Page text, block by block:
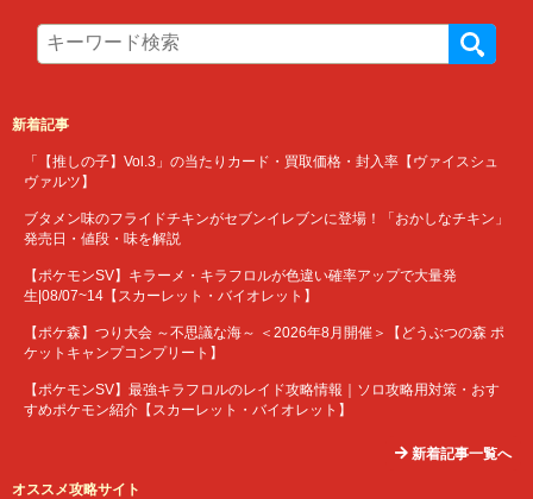
新着記事
「【推しの子】Vol.3」の当たりカード・買取価格・封入率【ヴァイスシュ
ヴァルツ】
ブタメン味のフライドチキンがセブンイレブンに登場！「おかしなチキン」
発売日・値段・味を解説
【ポケモンSV】キラーメ・キラフロルが色違い確率アップで大量発
生|08/07~14【スカーレット・バイオレット】
【ポケ森】つり大会 ～不思議な海～ ＜2026年8月開催＞【どうぶつの森 ポ
ケットキャンプコンプリート】
【ポケモンSV】最強キラフロルのレイド攻略情報｜ソロ攻略用対策・おす
すめポケモン紹介【スカーレット・バイオレット】
新着記事一覧へ
オススメ攻略サイト